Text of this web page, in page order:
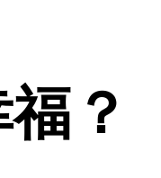
？